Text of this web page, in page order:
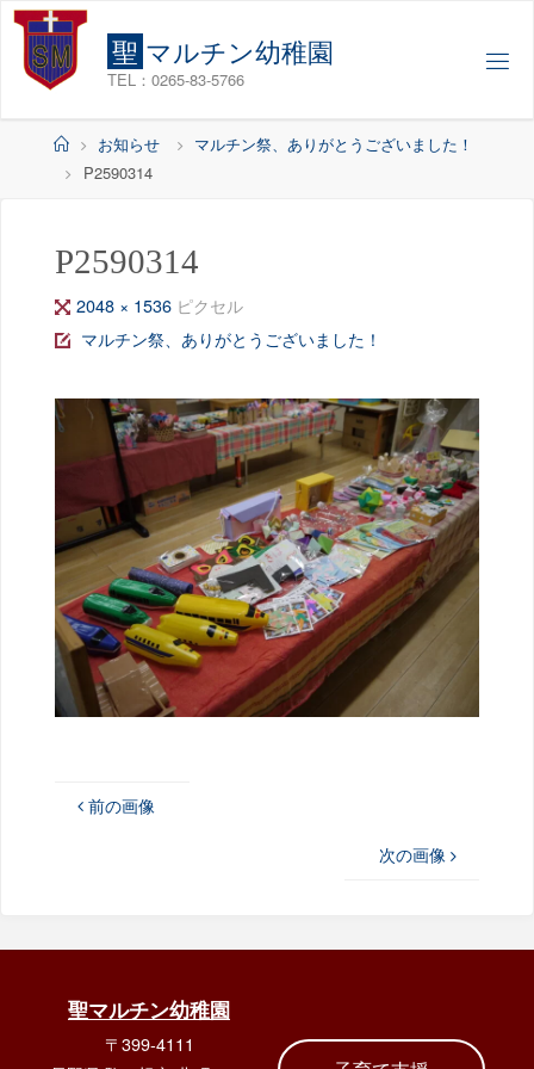
コ
聖 マルチン幼稚園
TEL：0265-83-5766
ホ
ー
お知らせ
マルチン祭、ありがとうございました！
P2590314
P2590314
フ
ル
イ
ズ
2048 × 1536 ピクセル
マルチン祭、ありがとうございました！
前の画像
次の画像
聖マルチン幼稚園
〒399-4111